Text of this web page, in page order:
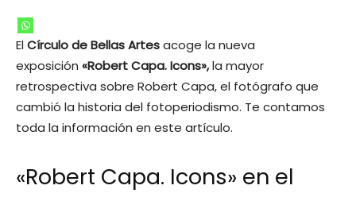
ElCírculo de Bellas Artesacoge la nueva
exposición «Robert Capa. Icons»,la mayor
retrospectiva sobre Robert Capa, el fotógrafo que
cambió la historia del fotoperiodismo. Te contamos
toda la información en este artículo.
«Robert Capa. Icons» en el